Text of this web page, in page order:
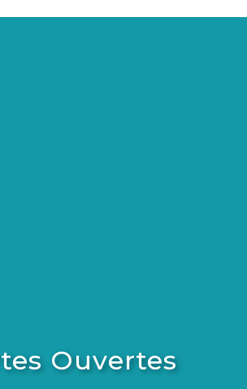
Ouvertes